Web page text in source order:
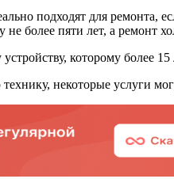
подходят для ремонта,
более пяти лет, а ремонт
которому более
некоторые услуги